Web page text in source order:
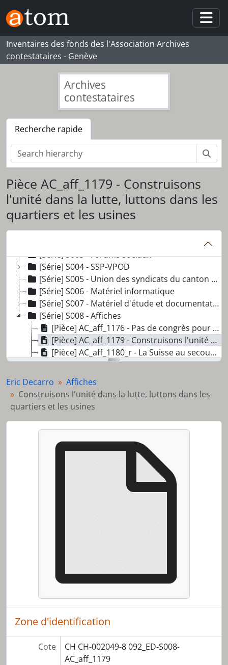
Skip to main content
Inventaires des fonds des l'Association Archives
contestataires - Genève
Archives
contestataires
Recherche rapide
Pièce AC_aff_1179 - Construisons
l'unité dans la lutte, luttons dans les
quartiers et les usines
[Fonds] 092_ED - Eric Decarro
[Série] S001 - CLP, CCCL, CAR
[Série] S003 - Forums sociaux
[Série] S004 - SSP-VPOD
[Série] S005 - Union des syndicats du canton de Genève (USCG)
[Série] S006 - Matériel informatique
[Série] S007 - Matériel d'étude et documentation personnelle
[Série] S008 - Affiches
[Pièce] AC_aff_1176 - Pas de congrès pour les assassins
[Pièce] AC_aff_1179 - Construisons l'unité dans la lutte, luttons dans les quartiers et les usines
[Pièce] AC_aff_1180_r - La Suisse au secours de l'impérialisme portugais
[Pièce] AC_aff_1199_r - L'État bourgeois n'intervient que pour soumettre la classe ouvrière aux lois du capital !
[Pièce] AC_aff_1199_v - Verso de L'État bourgeois n'intervient que pour soumettre la classe ouvrière aux lois du capital !
Eric Decarro
Affiches
Construisons l'unité dans la lutte, luttons dans les
quartiers et les usines
Zone d'identification
Cote
CH CH-002049-8 092_ED-S008-
AC_aff_1179